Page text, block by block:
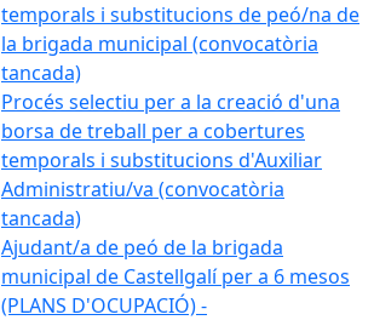
temporals i substitucions de peó/na de
la brigada municipal (convocatòria
tancada)
Procés selectiu per a la creació d'una
borsa de treball per a cobertures
temporals i substitucions d'Auxiliar
Administratiu/va (convocatòria
tancada)
Ajudant/a de peó de la brigada
municipal de Castellgalí per a 6 mesos
(PLANS D'OCUPACIÓ) -